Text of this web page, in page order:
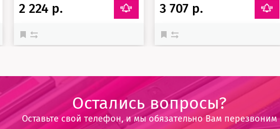
2 224 р. 3 707 р.
Остались вопросы?
Оставьте свой телефон, и мы обязательно Вам перезвоним